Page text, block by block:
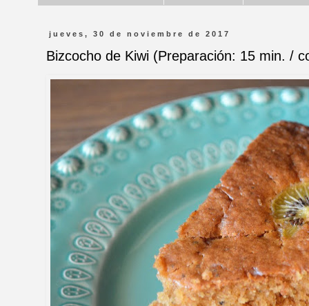
jueves, 30 de noviembre de 2017
Bizcocho de Kiwi (Preparación: 15 min. /